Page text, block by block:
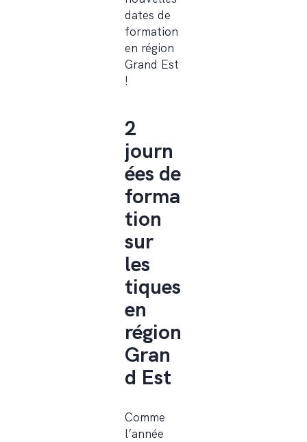
dates de
formation
en région
Grand Est
!
2
journ
ées de
forma
tion
sur
les
tiques
en
région
Gran
d Est
Comme
l’année